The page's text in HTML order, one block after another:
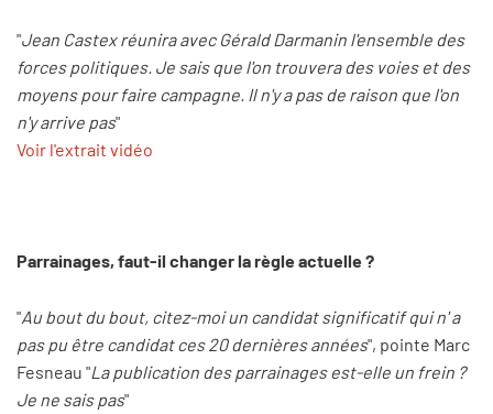
"Jean Castex réunira avec Gérald Darmanin l'ensemble des
forces politiques. Je sais que l'on trouvera des voies et des
moyens pour faire campagne. Il n'y a pas de raison que l'on
n'y arrive pas"
Voir l'extrait vidéo
Parrainages, faut-il changer la règle actuelle ?
"Au bout du bout, citez-moi un candidat significatif qui n' a
pas pu être candidat ces 20 dernières années", pointe Marc
Fesneau "La publication des parrainages est-elle un frein ?
Je ne sais pas"